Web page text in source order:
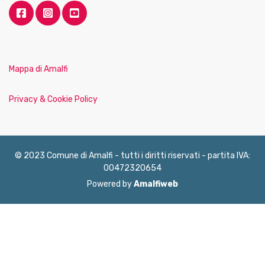
Mappa di Amalfi
Privacy & Cookie Policy
© 2023 Comune di Amalfi - tutti i diritti riservati - partita IVA:
00472320654
Powered byAmalfiweb